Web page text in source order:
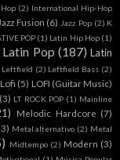
(2) International Hip-Hop
Jazz Fusion (6) Jazz Pop (2) K
POP (1) Latin Hip Hop (1)
Latin Pop (187) Latin
Leftfield (2) Leftfield Bass (2)
Lofi (5) LOFI (Guitar Music)
(3) LT ROCK POP (1) Mainline
Melodic Hardcore (7)
Metal alternativo (2) Metal
Midtempo (2) Modern (3)